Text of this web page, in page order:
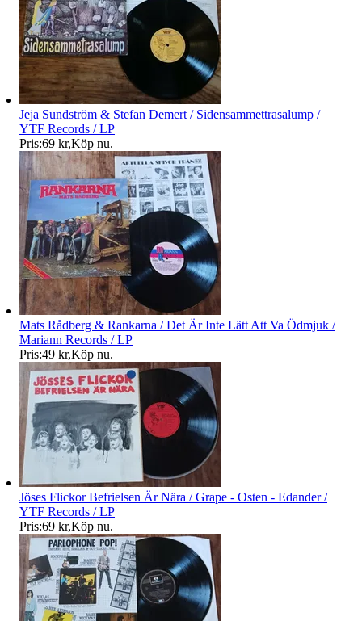
Jeja Sundström & Stefan Demert / Sidensammettrasalump /
YTF Records / LP
Pris:69 kr,Köp nu.
Mats Rådberg & Rankarna / Det Är Inte Lätt Att Va Ödmjuk /
Mariann Records / LP
Pris:49 kr,Köp nu.
Jöses Flickor Befrielsen Är Nära / Grape - Osten - Edander /
YTF Records / LP
Pris:69 kr,Köp nu.